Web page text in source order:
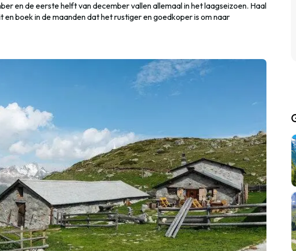
en de eerste helft van december vallen allemaal in het laagseizoen. Haal
boek in de maanden dat het rustiger en goedkoper is om naar